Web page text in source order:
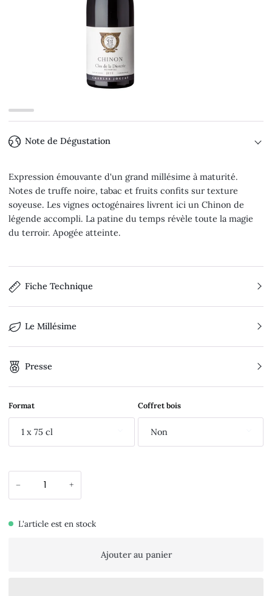
Note de Dégustation
Expression émouvante d'un grand millésime à maturité.
Notes de truffe noire, tabac et fruits confits sur texture
soyeuse. Les vignes octogénaires livrent ici un Chinon de
légende accompli. La patine du temps révèle toute la magie
du terroir. Apogée atteinte.
Fiche Technique
Le Millésime
Presse
Format
1 x 75 cl
Coffret bois
Non
− +
L'article est en stock
Ajouter au panier